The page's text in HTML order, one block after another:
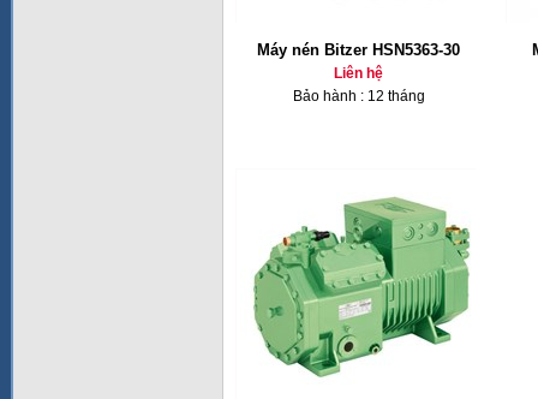
Máy nén Bitzer HSN5363-30
Liên hệ
Bảo hành : 12 tháng